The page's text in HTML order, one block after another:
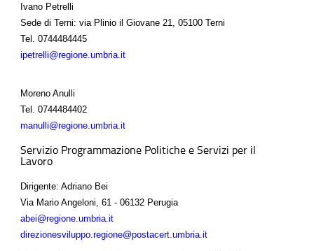
Ivano Petrelli
Sede di Terni: via Plinio il Giovane 21, 05100 Terni
Tel.
0744484445
ipetrelli@regione.umbria.it
Moreno Anulli
Tel.
0744484402
manulli@regione.umbria.it
Servizio Programmazione Politiche e Servizi per il
Lavoro
Dirigente: Adriano Bei
Via Mario Angeloni, 61 - 06132 Perugia
abei@regione.umbria.it
direzionesviluppo.regione@postacert.umbria.it